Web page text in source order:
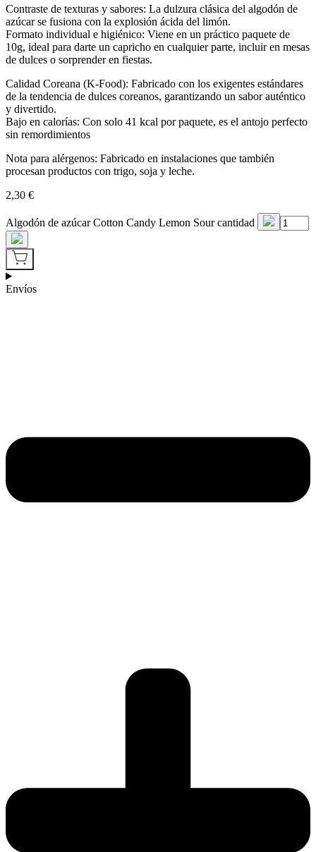
Contraste de texturas y sabores: La dulzura clásica del algodón de
azúcar se fusiona con la explosión ácida del limón.
Formato individual e higiénico: Viene en un práctico paquete de
10g, ideal para darte un capricho en cualquier parte, incluir en mesas
de dulces o sorprender en fiestas.
Calidad Coreana (K-Food): Fabricado con los exigentes estándares
de la tendencia de dulces coreanos, garantizando un sabor auténtico
y divertido.
Bajo en calorías: Con solo 41 kcal por paquete, es el antojo perfecto
sin remordimientos
Nota para alérgenos: Fabricado en instalaciones que también
procesan productos con trigo, soja y leche.
2,30 €
Algodón de azúcar Cotton Candy Lemon Sour cantidad
Envíos